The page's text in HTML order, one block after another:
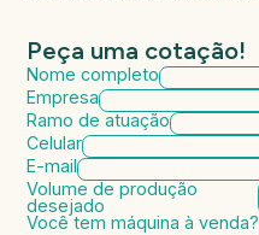
Peça uma cotação!
Nome completo
Empresa
Ramo de atuação
Celular
E-mail
Volume de produção
desejado
Você tem máquina à venda?